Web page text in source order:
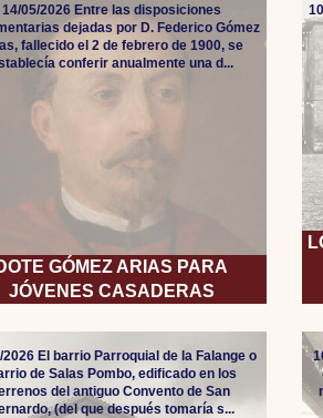
GÓMEZ ARIAS PARA
JÓVENES CASADERAS
14/05/2026 Entre las disposiciones
dejadas por D. Federico Gómez
fallecido el 2 de febrero de 1900, se
conferir anualmente una d...
2026 El barrio Parroquial de la Falange o
de Salas Pombo, edificado en los
del antiguo Convento de San
(del que después tomaría s...